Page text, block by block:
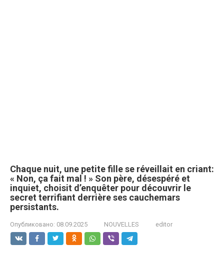
Chaque nuit, une petite fille se réveillait en criant:
« Non, ça fait mal ! » Son père, désespéré et
inquiet, choisit d’enquêter pour découvrir le
secret terrifiant derrière ses cauchemars
persistants.
Опубликовано: 08.09.2025 NOUVELLES editor